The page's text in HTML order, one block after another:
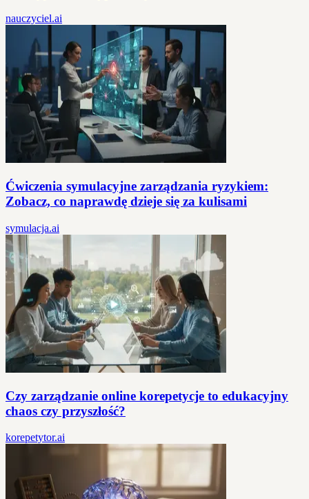
nauczyciel.ai
Ćwiczenia symulacyjne zarządzania ryzykiem:
Zobacz, co naprawdę dzieje się za kulisami
symulacja.ai
Czy zarządzanie online korepetycje to edukacyjny
chaos czy przyszłość?
korepetytor.ai